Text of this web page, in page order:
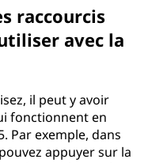
raccourcis
avec la
il peut y avoir
fonctionnent en
Par exemple, dans
appuyer sur la